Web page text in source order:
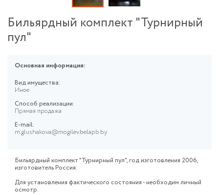
Бильярдный комплект "Турнирный
пул"
Основная информация:
Вид имущества:
Иное
Способ реализации:
Прямая продажа
E-mail:
m.glushakova@mogilev.belapb.by
Бильярдный комплект "Турнирный пул", год изготовления 2006,
изготовитель Россия.
Для установления фактического состояния - необходим личный
осмотр.